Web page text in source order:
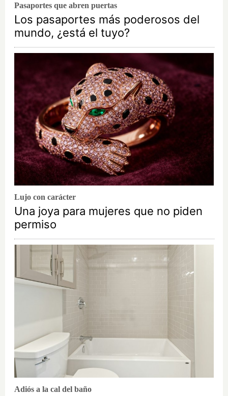
Pasaportes que abren puertas
Los pasaportes más poderosos del
mundo, ¿está el tuyo?
Lujo con carácter
Una joya para mujeres que no piden
permiso
Adiós a la cal del baño